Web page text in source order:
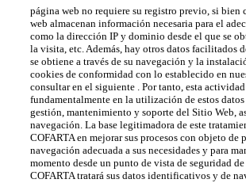
página web no requiere su registro previo, si bien
web almacenan información necesaria para el
como la dirección IP y dominio desde el que se
la visita, etc. Además, hay otros datos facilitados
se obtiene a través de su navegación y la
cookies de conformidad con lo establecido en
consultar en el siguiente . Por tanto, esta actividad
fundamentalmente en la utilización de estos datos
gestión, mantenimiento y soporte del Sitio Web,
navegación. La base legitimadora de este
COFARTA en mejorar sus procesos con objeto de
navegación adecuada a sus necesidades y para
momento desde un punto de vista de seguridad de
COFARTA tratará sus datos identificativos y de